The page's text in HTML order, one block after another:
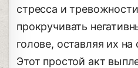
стресса и
прокручивать
голове, оставляя их
Этот простой акт